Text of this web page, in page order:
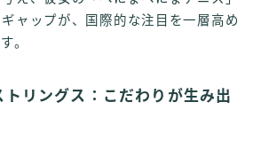
ャップが、国際的な注目を一層高め
。
リングス：こだわりが生み出